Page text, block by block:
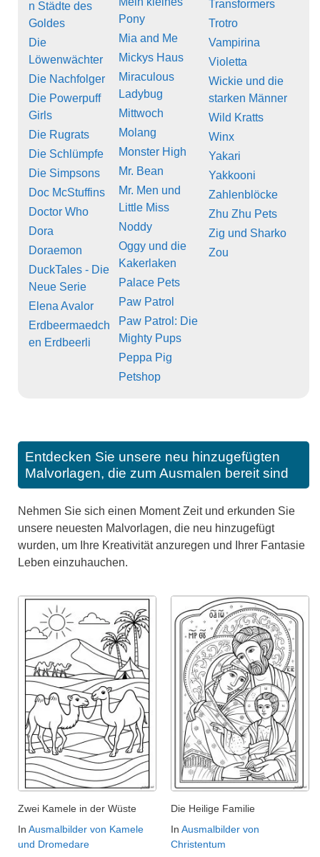
n Städte des
Goldes
Die
Löwenwächter
Die Nachfolger
Die Powerpuff
Girls
Die Rugrats
Die Schlümpfe
Die Simpsons
Doc McStuffins
Doctor Who
Dora
Doraemon
DuckTales - Die
Neue Serie
Elena Avalor
Erdbeermaedch
en Erdbeerli
Pony
Mia and Me
Mickys Haus
Miraculous
Ladybug
Mittwoch
Molang
Monster High
Mr. Bean
Mr. Men und
Little Miss
Noddy
Oggy und die
Kakerlaken
Palace Pets
Paw Patrol
Paw Patrol: Die
Mighty Pups
Peppa Pig
Petshop
Transformers
Trotro
Vampirina
Violetta
Wickie und die
starken Männer
Wild Kratts
Winx
Yakari
Yakkooni
Zahlenblöcke
Zhu Zhu Pets
Zig und Sharko
Zou
Entdecken Sie unsere neu hinzugefügten
Malvorlagen, die zum Ausmalen bereit sind
Nehmen Sie sich einen Moment Zeit und erkunden Sie
unsere neuesten Malvorlagen, die neu hinzugefügt
wurden, um Ihre Kreativität anzuregen und Ihrer Fantasie
Leben einzuhauchen.
Zwei Kamele in der Wüste
In Ausmalbilder von Kamele
und Dromedare
Die Heilige Familie
In Ausmalbilder von
Christentum